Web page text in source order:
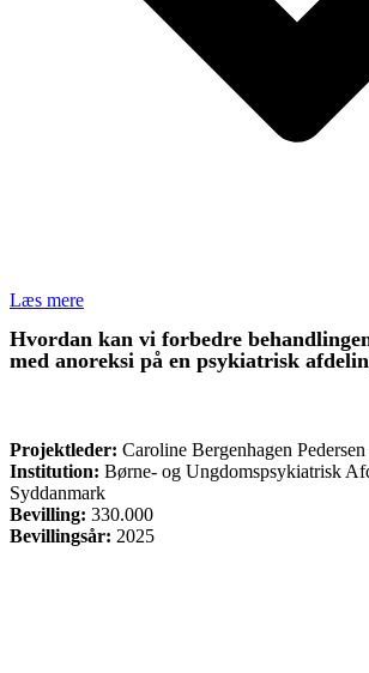
Læs mere
Hvordan kan vi forbedre
med anoreksi på en psykiatrisk
Projektleder: Caroline Bergenhagen Pedersen
Institution: Børne- og Ungdomspsykiatrisk
Syddanmark
Bevilling: 330.000
Bevillingsår: 2025